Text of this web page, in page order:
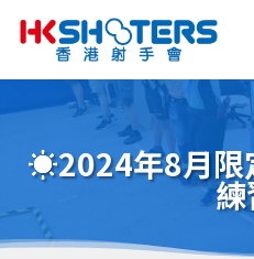
☀️2024年8月限